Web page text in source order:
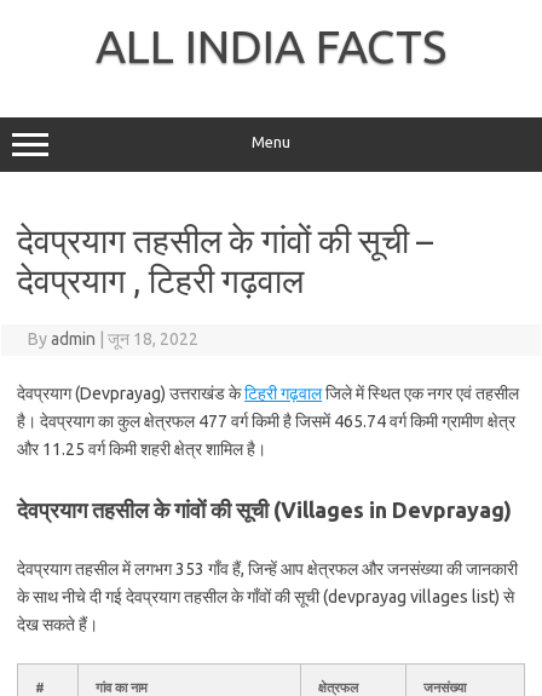
ALL INDIA FACTS
Menu
देवप्रयाग तहसील के गांवों की सूची –
देवप्रयाग , टिहरी गढ़वाल
Byadmin जून 18, 2022
देवप्रयाग (Devprayag) उत्तराखंड केटिहरी गढ़वालजिले में स्थित एक नगर एवं तहसील
है। देवप्रयाग का कुल क्षेत्रफल 477 वर्ग किमी है जिसमें 465.74 वर्ग किमी ग्रामीण क्षेत्र
और 11.25 वर्ग किमी शहरी क्षेत्र शामिल है।
देवप्रयाग तहसील के गांवों की सूची (Villages in Devprayag)
देवप्रयाग तहसील में लगभग 353 गाँव हैं, जिन्हें आप क्षेत्रफल और जनसंख्या की जानकारी
के साथ नीचे दी गई देवप्रयाग तहसील के गाँवों की सूची (devprayag villages list) से
देख सकते हैं।
# गांव का नाम
क्षेत्रफल
जनसंख्या